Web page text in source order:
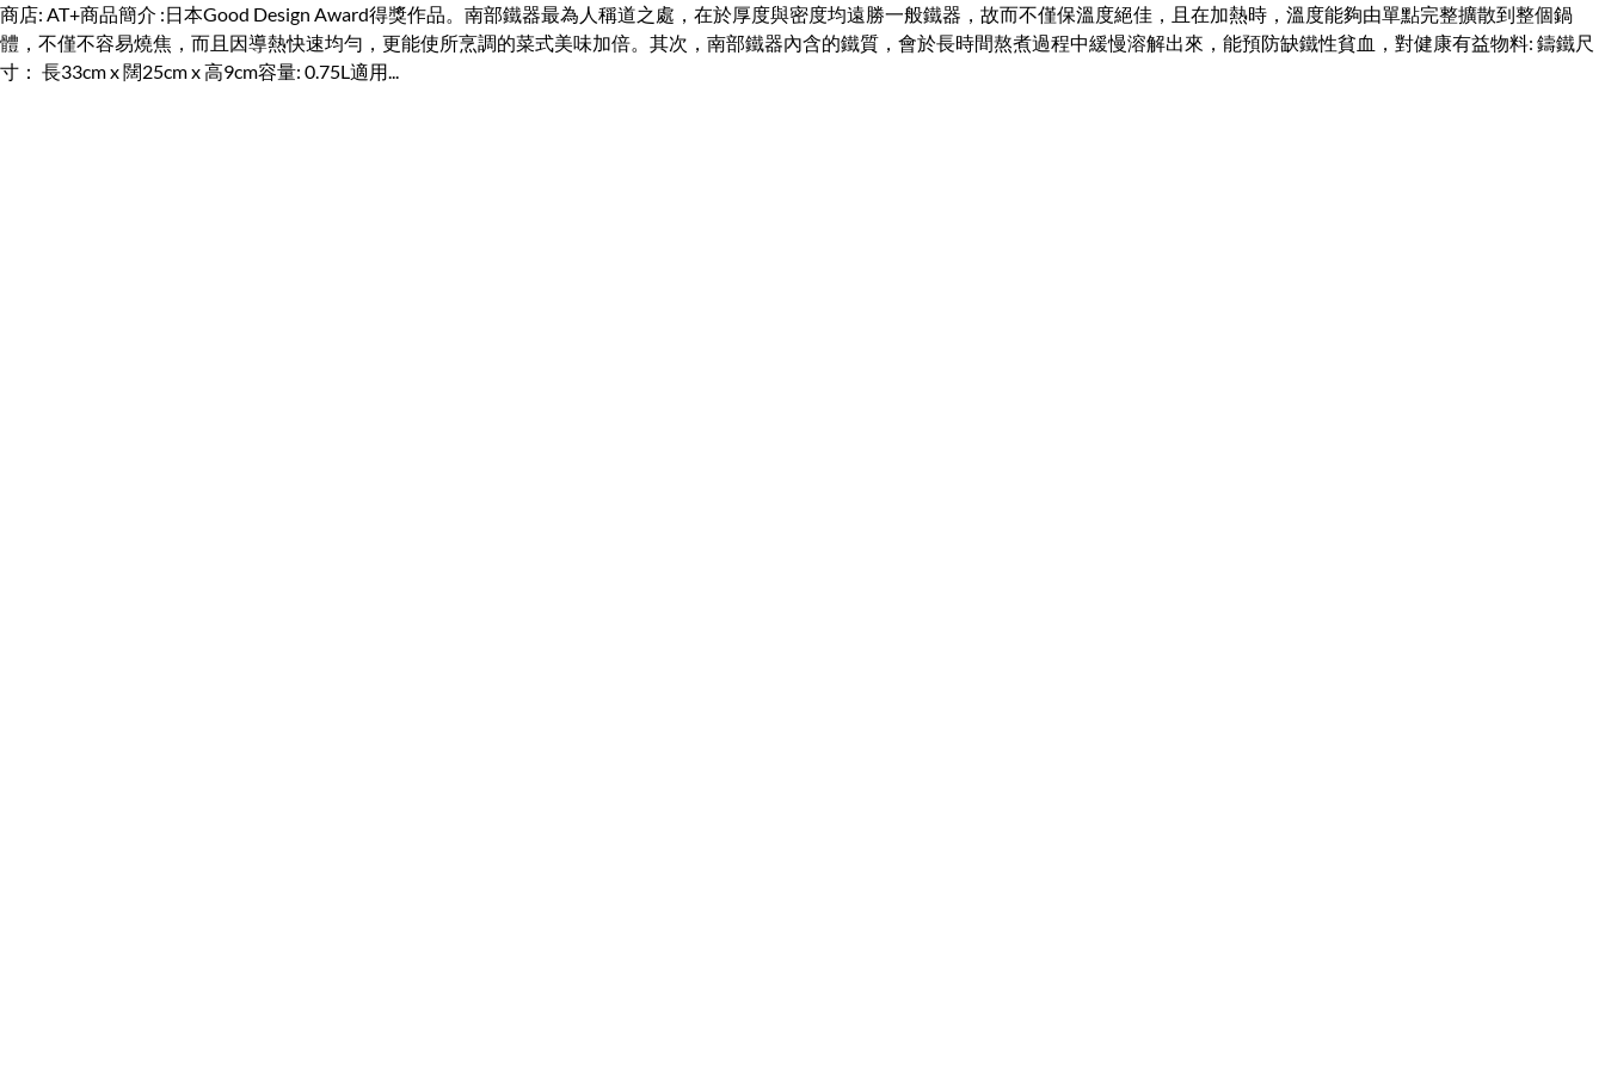
商店: AT+商品簡介 :日本Good Design Award得獎作品。南部鐵器最為人稱道之處，在於厚度與密度均遠勝一般鐵器，故而不僅保溫度絕佳，且在加熱時，溫度能夠由單點完整擴散到整個鍋
體，不僅不容易燒焦，而且因導熱快速均勻，更能使所烹調的菜式美味加倍。其次，南部鐵器內含的鐵質，會於長時間熬煮過程中緩慢溶解出來，能預防缺鐵性貧血，對健康有益物料: 鑄鐵尺
寸： 長33cm x 闊25cm x 高9cm容量: 0.75L適用...